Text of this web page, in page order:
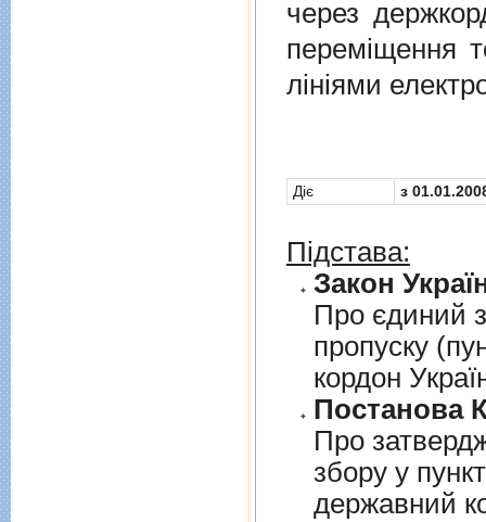
через
перемiщення
лiнiями
Діє з
Підстава:
Закон
Про єдиний
пропуску
кордон
Постанова
Про
збору у
державний